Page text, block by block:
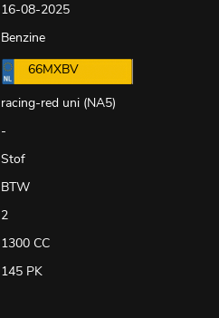
16-08-2025
Benzine
66MXBV
racing-red uni (NA5)
-
Stof
BTW
2
1300 CC
145 PK